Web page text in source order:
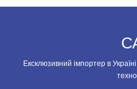
Ексклюзивний імпортер в